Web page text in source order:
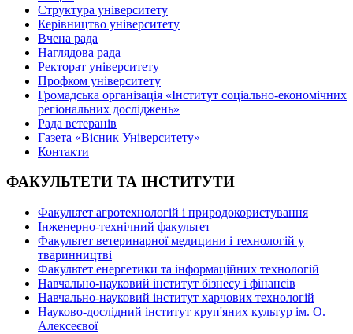
Структура університету
Керівництво університету
Вчена рада
Наглядова рада
Ректорат університету
Профком університету
Громадська організація «Інститут соціально-економічних
регіональних досліджень»
Рада ветеранів
Газета «Вісник Університету»
Контакти
ФАКУЛЬТЕТИ ТА ІНСТИТУТИ
Факультет агротехнологій і природокористування
Інженерно-технічний факультет
Факультет ветеринарної медицини і технологій у
тваринництві
Факультет енергетики та інформаційних технологій
Навчально-науковий інститут бізнесу і фінансів
Навчально-науковий інститут харчових технологій
Науково-дослідний інститут круп'яних культур ім. О.
Алексеєвої